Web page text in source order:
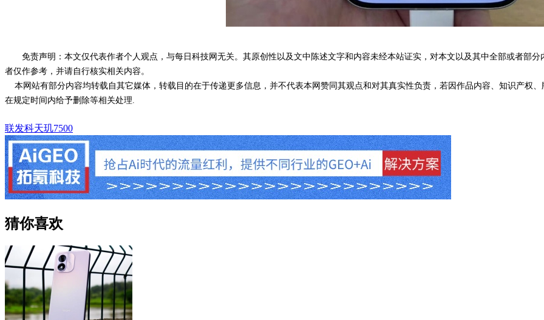
免责声明：本文仅代表作者个人观点，与每日科技网无关。其原创性以及文中陈述文字和内容未经本站证实，对本文以及其中全部或者部
者仅作参考，并请自行核实相关内容。
本网站有部分内容均转载自其它媒体，转载目的在于传递更多信息，并不代表本网赞同其观点和对其真实性负责，若因作品内容、知识产权
在规定时间内给予删除等相关处理.
联发科天玑7500
猜你喜欢